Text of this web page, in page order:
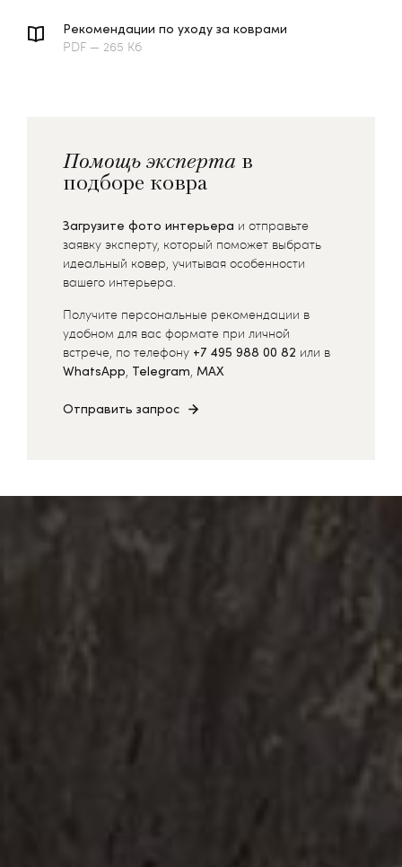
Рекомендации по уходу за коврами
PDF — 265 Кб
Помощь эксперта в
подборе ковра
Загрузите фото интерьера и отправьте
заявку эксперту, который поможет выбрать
идеальный ковер, учитывая особенности
вашего интерьера.
Получите персональные рекомендации в
удобном для вас формате при личной
встрече, по телефону +7 495 988 00 82 или в
WhatsApp, Telegram, MAX
Отправить запрос